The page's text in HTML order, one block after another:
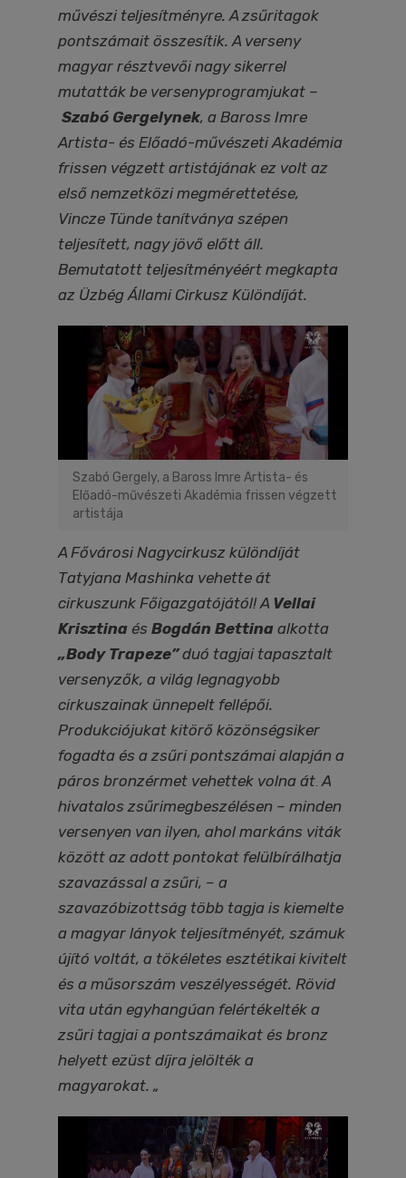
művészi teljesítményre. A zsűritagok
pontszámait összesítik. A verseny
magyar résztvevői nagy sikerrel
mutatták be versenyprogramjukat –
Szabó Gergelynek, a Baross Imre
Artista- és Előadó-művészeti Akadémia
frissen végzett artistájának ez volt az
első nemzetközi megmérettetése,
Vincze Tünde tanítványa szépen
teljesített, nagy jövő előtt áll.
Bemutatott teljesítményéért megkapta
az Üzbég Állami Cirkusz Különdíját.
Szabó Gergely, a Baross Imre Artista- és
Előadó-művészeti Akadémia frissen végzett
artistája
A Fővárosi Nagycirkusz különdíját
Tatyjana Mashinka vehette át
cirkuszunk Főigazgatójától!A Vellai
Krisztina ésBogdán Bettina alkotta
„Body Trapeze”duó tagjai tapasztalt
versenyzők, a világ legnagyobb
cirkuszainak ünnepelt fellépői.
Produkciójukat kitörő közönségsiker
fogadta és a zsűri pontszámai alapján a
páros bronzérmet vehettek volna át. A
hivatalos zsűrimegbeszélésen – minden
versenyen van ilyen, ahol markáns viták
között az adott pontokat felülbírálhatja
szavazással a zsűri, – a
szavazóbizottság több tagja is kiemelte
a magyar lányok teljesítményét, számuk
újító voltát, a tökéletes esztétikai kivitelt
és a műsorszám veszélyességét. Rövid
vita után egyhangúan felértékelték a
zsűri tagjai a pontszámaikat és bronz
helyett ezüst díjra jelölték a
magyarokat. „